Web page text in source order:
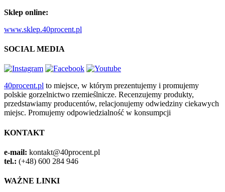
Sklep online:
www.sklep.40procent.pl
SOCIAL MEDIA
40procent.pl to miejsce, w którym prezentujemy i promujemy
polskie gorzelnictwo rzemieślnicze. Recenzujemy produkty,
przedstawiamy producentów, relacjonujemy odwiedziny ciekawych
miejsc. Promujemy odpowiedzialność w konsumpcji
KONTAKT
e-mail: kontakt@40procent.pl
tel.: (+48) 600 284 946
WAŻNE LINKI